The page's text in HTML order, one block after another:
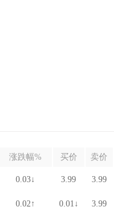
涨跌幅% 买价 卖价
0.03↓ 3.99 3.99
0.02↑ 0.01↓ 3.99